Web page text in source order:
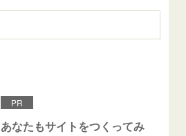
PR
あなたもサイトをつくってみ